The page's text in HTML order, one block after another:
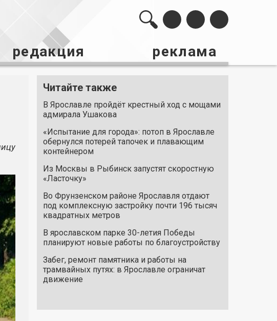
редакция реклама
Читайте также
В Ярославле пройдёт крестный ход с мощами
адмирала Ушакова
«Испытание для города»: потоп в Ярославле
обернулся потерей тапочек и плавающим
контейнером
Из Москвы в Рыбинск запустят скоростную
«Ласточку»
Во Фрунзенском районе Ярославля отдают
под комплексную застройку почти 196 тысяч
квадратных метров
В ярославском парке 30-летия Победы
планируют новые работы по благоустройству
Забег, ремонт памятника и работы на
трамвайных путях: в Ярославле ограничат
движение